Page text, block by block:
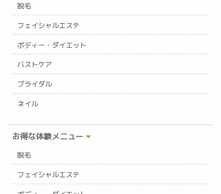
脱毛
フェイシャルエステ
ボディー・ダイエット
バストケア
ブライダル
ネイル
お得な体験メニュー
脱毛
フェイシャルエステ